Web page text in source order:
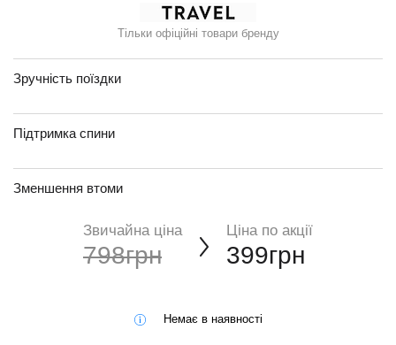
Тільки офіційні товари бренду
Зручність поїздки
Підтримка спини
Зменшення втоми
Звичайна ціна
798грн
Ціна по акції
399грн
Немає в наявності